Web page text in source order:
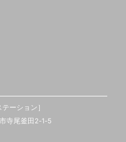
ーション］
寺尾釜田2-1-5